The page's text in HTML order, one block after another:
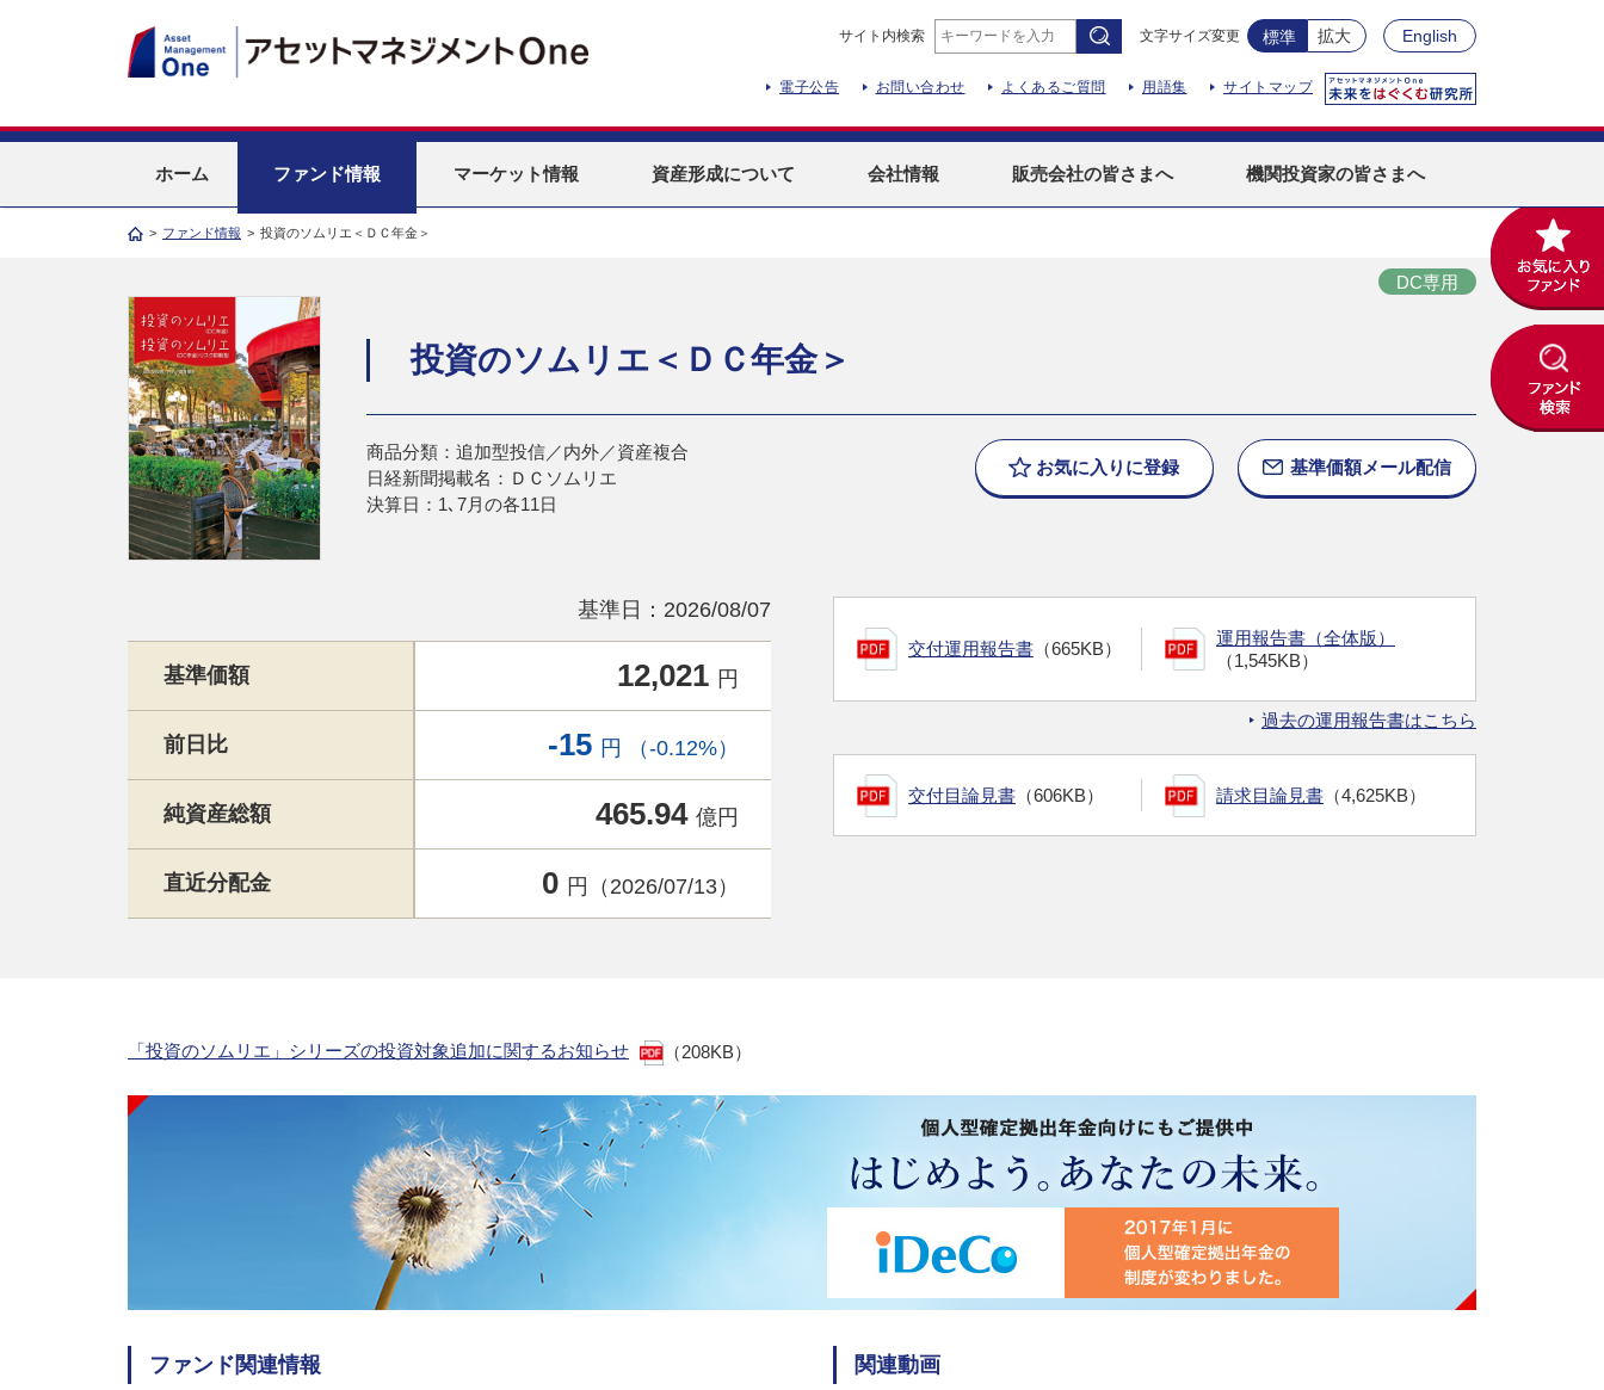
サイト内検索 文字サイズ変更 標準 拡大 English
電子公告 お問い合わせ よくあるご質問 用語集 サイトマップ
ホーム ファンド情報 マーケット情報 資産形成について 会社情報 販売会社の皆さまへ 機関投資家の皆さまへ
> ファンド情報 > 投資のソムリエ＜ＤＣ年金＞
DC専用
投資のソムリエ＜ＤＣ年金＞
商品分類：追加型投信／内外／資産複合
日経新聞掲載名：ＤＣソムリエ
決算日：1､7月の各11日
お気に入りに登録 基準価額メール配信
基準日：2026/08/07
基準価額 12,021 円
前日比 -15 円 （-0.12%）
純資産総額 465.94 億円
直近分配金 0 円（2026/07/13）
交付運用報告書 （665KB）
運用報告書（全体版）
（1,545KB）
過去の運用報告書はこちら
交付目論見書 （606KB） 請求目論見書 （4,625KB）
「投資のソムリエ」シリーズの投資対象追加に関するお知らせ （208KB）
関連動画
ファンド関連情報